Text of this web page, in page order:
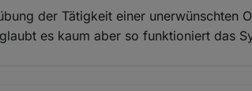
der Tätigkeit einer unerwünschten
es kaum aber so funktioniert das